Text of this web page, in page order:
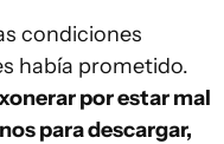
condiciones
había prometido.
por estar mal
para descargar,